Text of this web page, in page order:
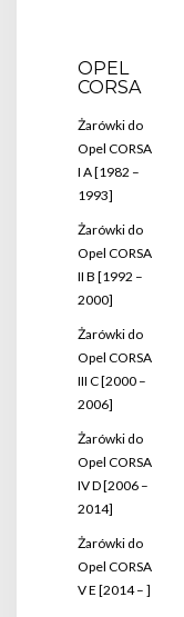
OPEL
CORSA
Żarówki do
Opel CORSA
I A [1982 –
1993]
Żarówki do
Opel CORSA
II B [1992 –
2000]
Żarówki do
Opel CORSA
III C [2000 –
2006]
Żarówki do
Opel CORSA
IV D [2006 –
2014]
Żarówki do
Opel CORSA
V E [2014 – ]